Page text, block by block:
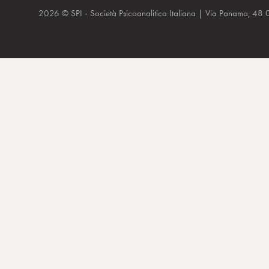
2026 © SPI - Società Psicoanalitica Italiana | Via Panama,